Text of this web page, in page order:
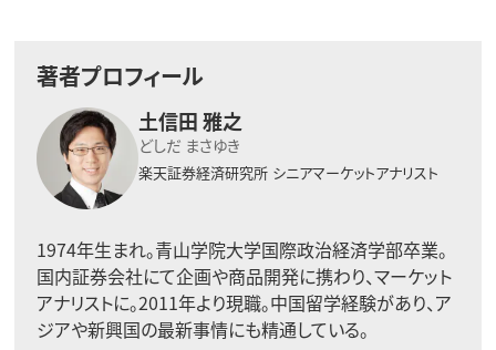
著者プロフィール
土信田 雅之
どしだ まさゆき
楽天証券経済研究所 シニアマーケットアナリスト
1974年生まれ。青山学院大学国際政治経済学部卒業。
国内証券会社にて企画や商品開発に携わり、マーケット
アナリストに。2011年より現職。中国留学経験があり、ア
ジアや新興国の最新事情にも精通している。